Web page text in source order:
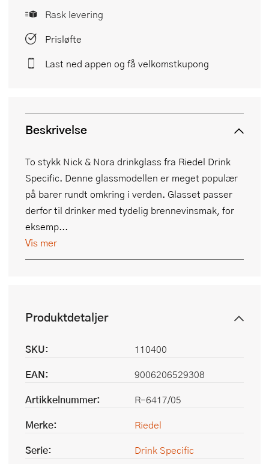
Beskrivelse
To stykk Nick & Nora drinkglass fra Riedel Drink
Specific. Denne glassmodellen er meget populær
på barer rundt omkring i verden. Glasset passer
derfor til drinker med tydelig brennevinsmak, for
eksemp...
Vis mer
Rask levering
Prisløfte
Last ned appen og få velkomstkupong
Produktdetaljer
SKU:
110400
EAN:
9006206529308
Artikkelnummer:
R-6417/05
Merke:
Riedel
Serie:
Drink Specific